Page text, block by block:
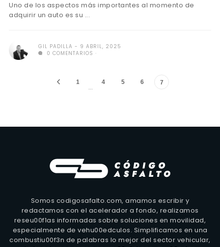
Uno de los aspectos más importantes al momento de
adquirir un auto es su ...
GIL PADILLA
9 ABRIL, 2025
0 COMENTARIOS
1
…
4 5 6 7
Somos codigosafalto.com, amamos escribir y
redactamos con el acelerador a fondo, realizamos
reseu00f1as informadas sobre soluciones en movilidad,
especialmente de vehu00edculos. Simplificamos en una
combustiu00f3n de palabras lo mejor del sector vehicular,